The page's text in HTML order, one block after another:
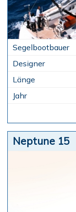
Neptune 15